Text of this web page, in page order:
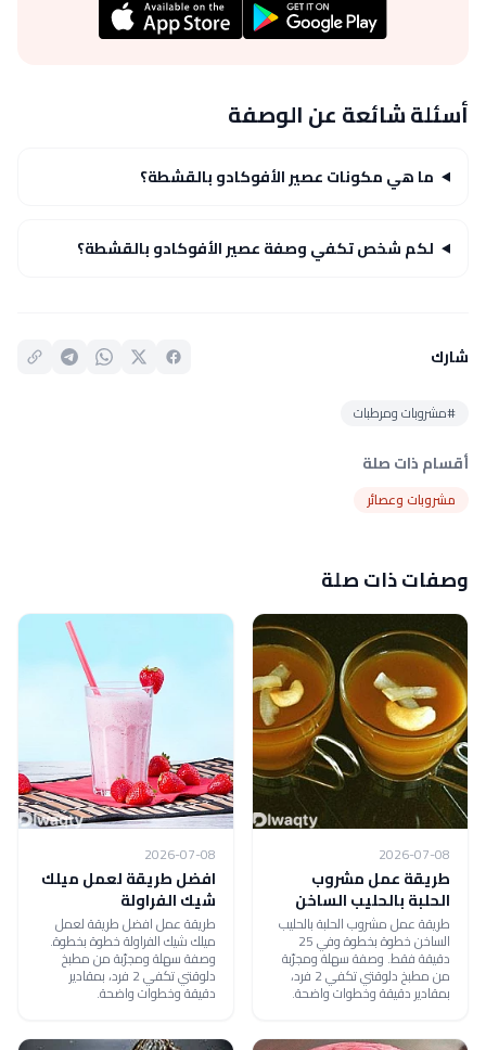
أسئلة شائعة عن الوصفة
ما هي مكونات عصير الأفوكادو بالقشطة؟
لكم شخص تكفي وصفة عصير الأفوكادو بالقشطة؟
شارك
#مشروبات ومرطبات
أقسام ذات صلة
مشروبات وعصائر
وصفات ذات صلة
2026-07-08
طريقة عمل مشروب
الحلبة بالحليب الساخن
طريقة عمل مشروب الحلبة بالحليب
الساخن خطوة بخطوة وفي 25
دقيقة فقط. وصفة سهلة ومجرّبة
من مطبخ دلوقتي تكفي 2 فرد،
بمقادير دقيقة وخطوات واضحة.
2026-07-08
افضل طريقة لعمل ميلك
شيك الفراولة
طريقة عمل افضل طريقة لعمل
ميلك شيك الفراولة خطوة بخطوة.
وصفة سهلة ومجرّبة من مطبخ
دلوقتي تكفي 2 فرد، بمقادير
دقيقة وخطوات واضحة.